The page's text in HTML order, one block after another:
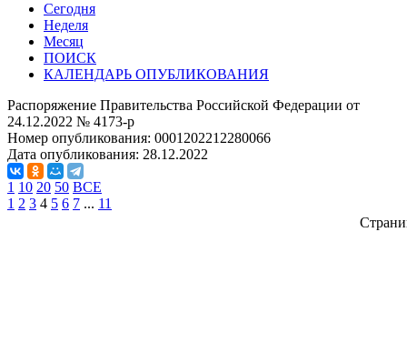
Сегодня
Неделя
Месяц
ПОИСК
КАЛЕНДАРЬ ОПУБЛИКОВАНИЯ
Распоряжение Правительства Российской Федерации от
24.12.2022 № 4173-р
Номер опубликования: 0001202212280066
Дата опубликования: 28.12.2022
1 10 20 50 ВСЕ
1 2 3 4 5 6 7 ... 11